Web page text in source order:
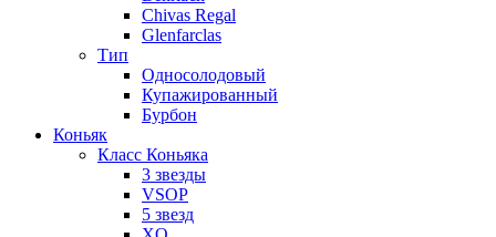
Chivas Regal
Glenfarclas
Тип
Односолодовый
Купажированный
Бурбон
Коньяк
Класс Коньяка
3 звезды
VSOP
5 звезд